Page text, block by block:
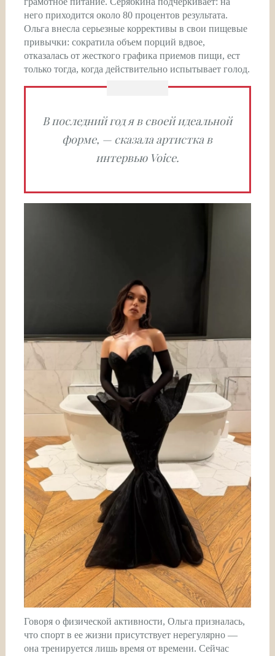
него приходится около 80 процентов результата.
Ольга внесла серьезные коррективы в свои пищевые
привычки: сократила объем порций вдвое,
отказалась от жесткого графика приемов пищи, ест
только тогда, когда действительно испытывает голод.
В последний год я в своей идеальной
форме, — сказала артистка в
интервью Voice.
Говоря о физической активности, Ольга призналась,
что спорт в ее жизни присутствует нерегулярно —
она тренируется лишь время от времени. Сейчас